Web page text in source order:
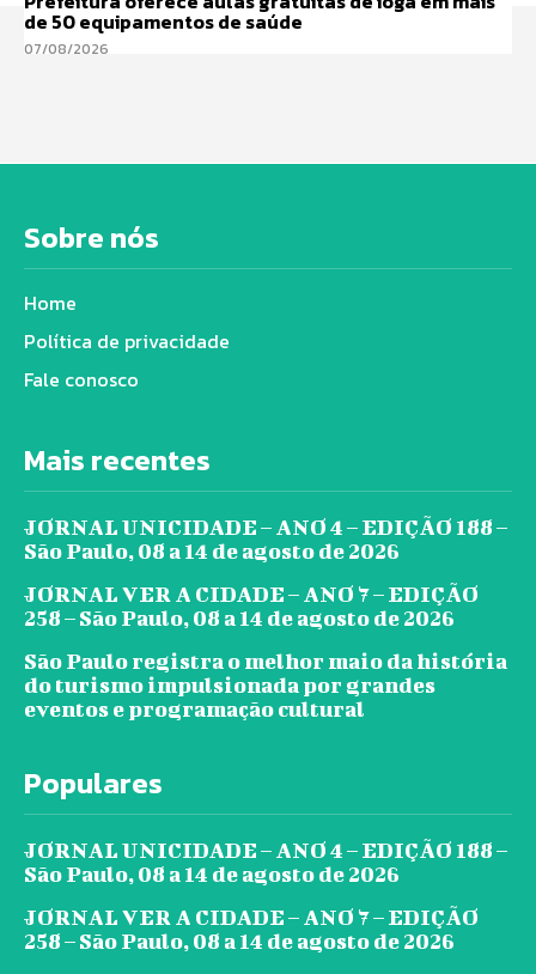
de 50 equipamentos de saúde
07/08/2026
Sobre nós
Home
Política de privacidade
Fale conosco
Mais recentes
JORNAL UNICIDADE – ANO 4 – EDIÇÃO 188 –
São Paulo, 08 a 14 de agosto de 2026
JORNAL VER A CIDADE – ANO 7 – EDIÇÃO
258 – São Paulo, 08 a 14 de agosto de 2026
São Paulo registra o melhor maio da história
do turismo impulsionada por grandes
eventos e programação cultural
Populares
JORNAL UNICIDADE – ANO 4 – EDIÇÃO 188 –
São Paulo, 08 a 14 de agosto de 2026
JORNAL VER A CIDADE – ANO 7 – EDIÇÃO
258 – São Paulo, 08 a 14 de agosto de 2026